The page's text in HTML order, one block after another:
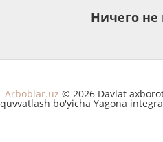
Ничего не
Arboblar.uz © 2026 Davlat
quvvatlash bo'yicha Yagona